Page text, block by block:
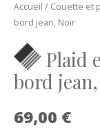
Accueil / Couette et
bord jean, Noir
Plaid
bord
69,00 €